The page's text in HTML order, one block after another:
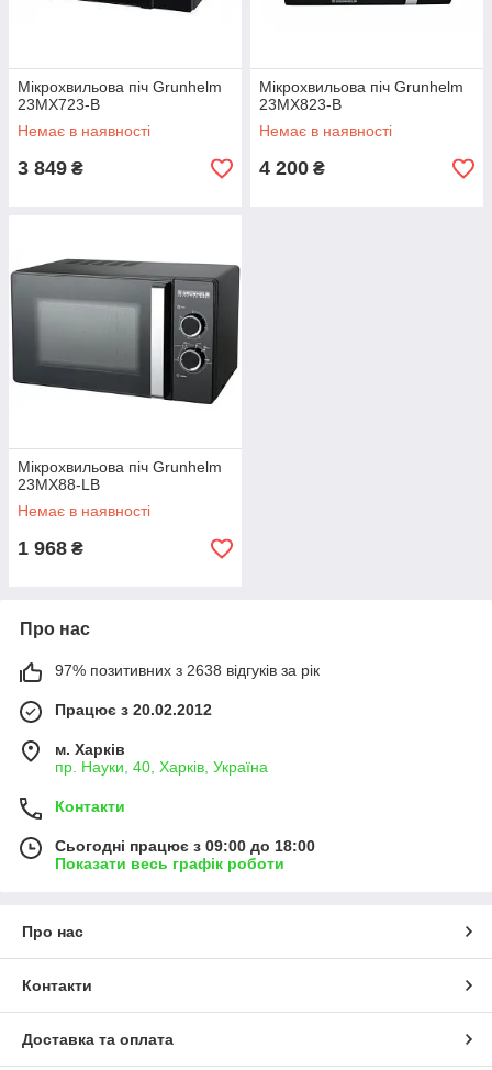
Мікрохвильова піч Grunhelm
23MX723-B
Немає в наявності
3 849 ₴
Мікрохвильова піч Grunhelm
23MX823-B
Немає в наявності
4 200 ₴
Мікрохвильова піч Grunhelm
23MX88-LB
Немає в наявності
1 968 ₴
Про нас
97% позитивних з 2638 відгуків за рік
Працює з 20.02.2012
м. Харків
пр. Науки, 40, Харків, Україна
Контакти
Сьогодні працює з 09:00 до 18:00
Показати весь графік роботи
Про нас
Контакти
Доставка та оплата